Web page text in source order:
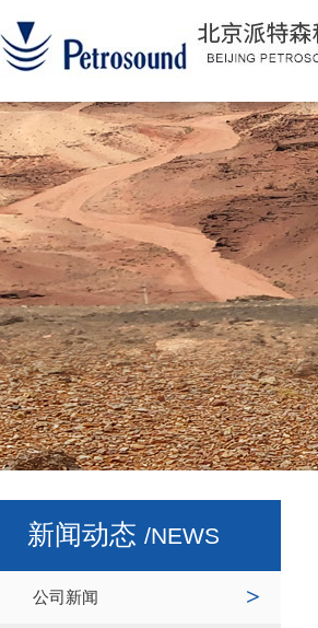
新闻动态 /NEWS
公司新闻